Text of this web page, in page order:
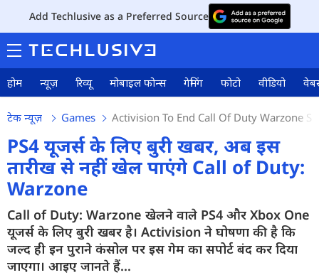
Add Techlusive as a Preferred Source
होम न्यूज़ रिव्यू मोबाइल फोन्स गेमिंग फोटो वीडियो
टेक न्यूज़ Games Activision To End Call Of Duty Warzone
PS4 यूजर्स के लिए बुरी खबर, अब इस
तारीख से नहीं खेल पाएंगे Call of Duty:
Warzone
Call of Duty: Warzone खेलने वाले PS4 और Xbox One
यूजर्स के लिए बुरी खबर है। Activision ने घोषणा की है कि
जल्द ही इन पुराने कंसोल पर इस गेम का सपोर्ट बंद कर दिया
जाएगा। आइए जानते हैं...